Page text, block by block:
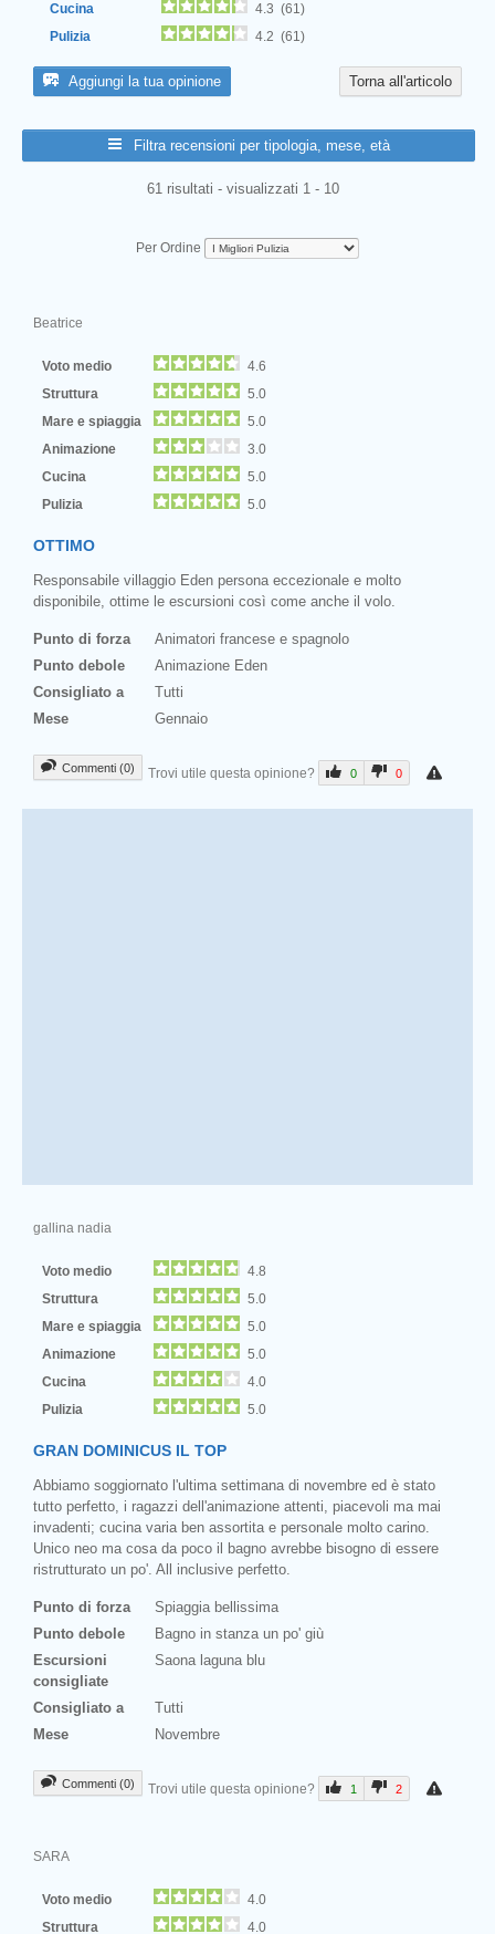
Cucina
4.3 (61)
Pulizia
4.2 (61)
Aggiungi la tua opinione Torna all'articolo
Filtra recensioni per tipologia, mese, età
61 risultati - visualizzati 1 - 10
Per Ordine
Beatrice
Voto medio
4.6
Struttura
5.0
Mare e spiaggia
5.0
Animazione
3.0
Cucina
5.0
Pulizia
5.0
OTTIMO
Responsabile villaggio Eden persona eccezionale e molto
disponibile, ottime le escursioni così come anche il volo.
Punto di forza
Animatori francese e spagnolo
Punto debole
Animazione Eden
Consigliato a
Tutti
Mese
Gennaio
Commenti (0) Trovi utile questa opinione? 0 0
gallina nadia
Voto medio
4.8
Struttura
5.0
Mare e spiaggia
5.0
Animazione
5.0
Cucina
4.0
Pulizia
5.0
GRAN DOMINICUS IL TOP
Abbiamo soggiornato l'ultima settimana di novembre ed è stato
tutto perfetto, i ragazzi dell'animazione attenti, piacevoli ma mai
invadenti; cucina varia ben assortita e personale molto carino.
Unico neo ma cosa da poco il bagno avrebbe bisogno di essere
ristrutturato un po'. All inclusive perfetto.
Punto di forza
Spiaggia bellissima
Punto debole
Bagno in stanza un po' giù
Escursioni
consigliate
Saona laguna blu
Consigliato a
Tutti
Mese
Novembre
Commenti (0) Trovi utile questa opinione? 1 2
SARA
Voto medio
4.0
Struttura
4.0